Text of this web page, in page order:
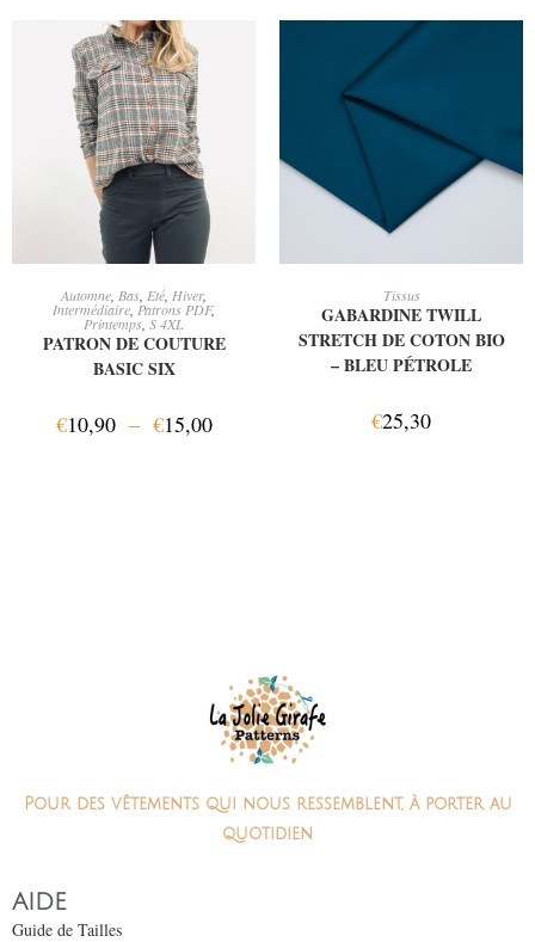
CHOIX DES OPTIONS
Automne Bas Eté Hiver,
Intermédiaire Patrons PDF,
Printemps S 4XL
PATRON DE COUTURE
BASIC SIX
€10,90 – €15,00
Tissus
GABARDINE TWILL
STRETCH DE COTON BIO
– BLEU PÉTROLE
€25,30
Pour des vêtements qui nous ressemblent, à porter au
quotidien
AIDE
Guide de Tailles